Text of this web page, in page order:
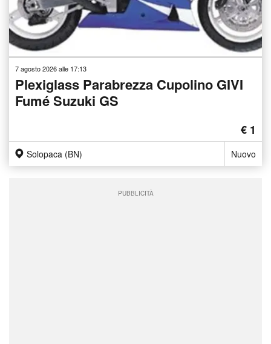
7 agosto 2026 alle 17:13
Plexiglass Parabrezza Cupolino GIVI
Fumé Suzuki GS
€ 1
Solopaca (BN) Nuovo
PUBBLICITÀ